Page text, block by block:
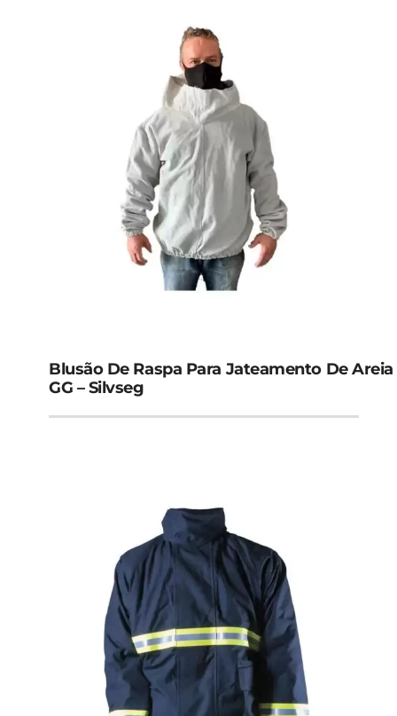
Blusão De Raspa Para Jateamento De Areia
GG – Silvseg